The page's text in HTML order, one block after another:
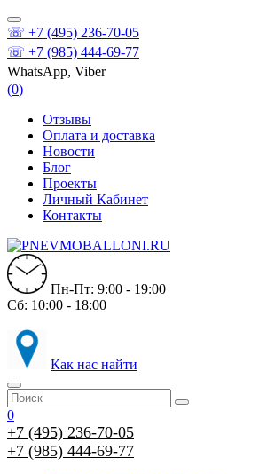
☏ +7 (495) 236-70-05
☏ +7 (985) 444-69-77
WhatsApp, Viber
(0)
Отзывы
Оплата и доставка
Новости
Блог
Проекты
Личный Кабинет
Контакты
Пн-Пт: 9:00 - 19:00
Сб: 10:00 - 18:00
Как нас найти
0
+7 (495) 236-70-05
+7 (985) 444-69-77